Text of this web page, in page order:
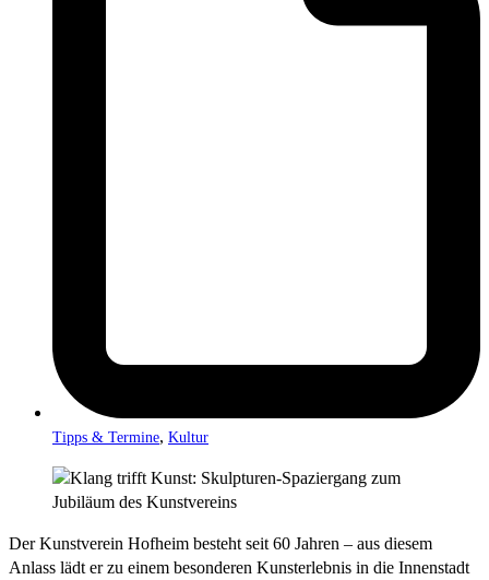
Tipps & Termine, Kultur
Der Kunstverein Hofheim besteht seit 60 Jahren – aus diesem
Anlass lädt er zu einem besonderen Kunsterlebnis in die Innenstadt